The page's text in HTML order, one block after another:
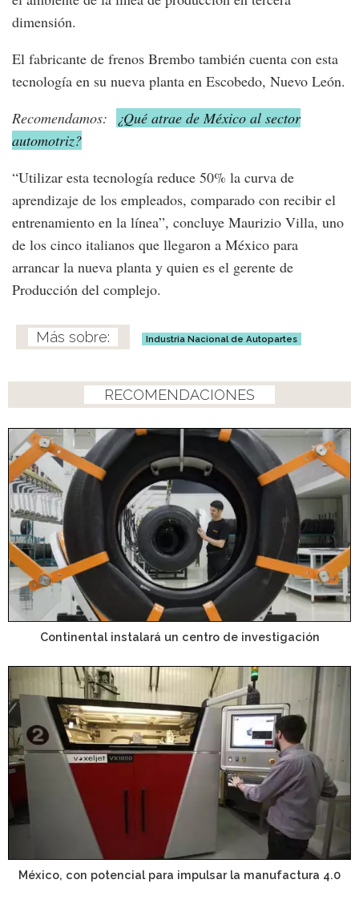
dimensión.
El fabricante de frenos Brembo también cuenta con esta
tecnología en su nueva planta en Escobedo, Nuevo León.
Recomendamos:
¿Qué atrae de México al sector
automotriz?
“Utilizar esta tecnología reduce 50% la curva de
aprendizaje de los empleados, comparado con recibir el
entrenamiento en la línea”, concluye Maurizio Villa, uno
de los cinco italianos que llegaron a México para
arrancar la nueva planta y quien es el gerente de
Producción del complejo.
Industria Nacional de Autopartes
RECOMENDACIONES
Continental instalará un centro de investigación
México, con potencial para impulsar la manufactura 4.0